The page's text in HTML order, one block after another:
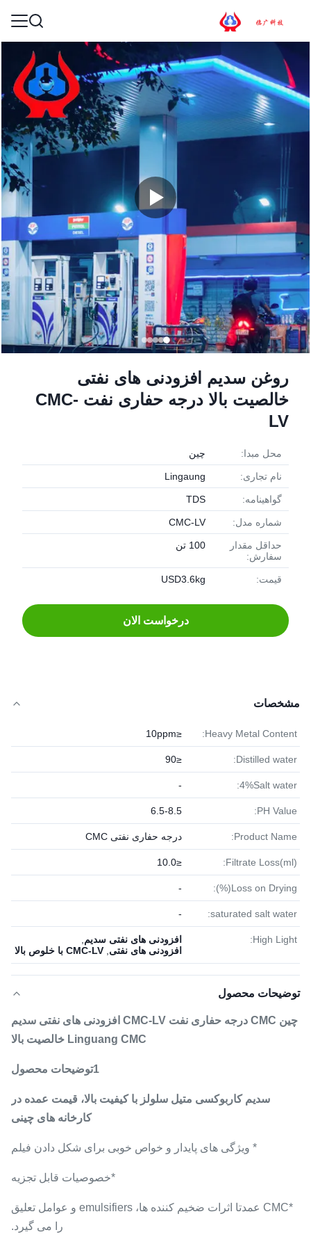
روغن سدیم افزودنی های نفتی
خالصیت بالا درجه حفاری نفت CMC-
LV
محل مبدا: چین
نام تجاری: Lingaung
گواهینامه: TDS
شماره مدل: CMC-LV
حداقل مقدار
سفارش:
100 تن
قیمت: USD3.6kg
درخواست الان
مشخصات
Heavy Metal Content:
≤10ppm
Distilled water:
≤90
4%Salt water:
-
PH Value:
6.5-8.5
Product Name: درجه حفاری نفتی CMC
Filtrate Loss(ml):
≤10.0
Loss on Drying(%):
-
saturated salt water:
-
High Light: افزودنی های نفتی سدیم
افزودنی های نفتی CMC-LV با خلوص بالا
توضیحات محصول
چین CMC درجه حفاری نفت CMC-LV افزودنی های نفتی سدیم
Linguang CMC خالصیت بالا
1توضیحات محصول
سدیم کاربوکسی متیل سلولز با کیفیت بالا، قیمت عمده در
کارخانه های چینی
* ویژگی های پایدار و خواص خوبی برای شکل دادن فیلم
*خصوصیات قابل تجزیه
*CMC عمدتا اثرات ضخیم کننده ها، emulsifiers و عوامل تعلیق
را می گیرد.